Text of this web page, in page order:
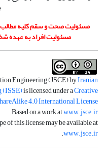
مسئولیت صحت و سقم کلیه مطالب
مسئولیت افراد به عهده
Engineering (JSCE) byIranian
(ISSE)is licensed under aCreative
4.0 International License
Based on a work atwww.jsce.ir
.
of this license may be available at
www.jsce.ir
.